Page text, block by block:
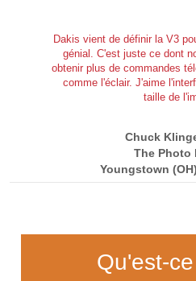
Dakis vient de définir la V3
génial. C'est juste ce dont
obtenir plus de commandes
comme l'éclair. J'aime
taille de
Chuck
The Photo
Youngstown
Qu'est-